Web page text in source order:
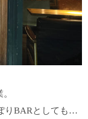
りBARとしても…